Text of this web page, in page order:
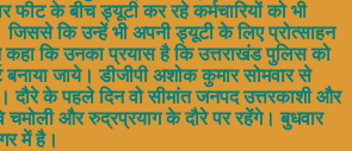
फीट के बीच ड्यूटी कर रहे कर्मचारियों को भी
जिससे कि उन्हें भी अपनी ड्यूटी के लिए प्रोत्साहन
कि उनका प्रयास है कि उत्तराखंड पुलिस को
बनाया जाये। डीजीपी अशोक कुमार सोमवार से
दौरे के पहले दिन वो सीमांत जनपद उत्तरकाशी और
चमोली और रुद्रप्रयाग के दौरे पर रहेंगे। बुधवार
में है।